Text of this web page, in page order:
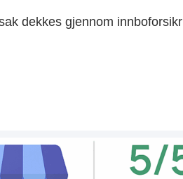
dekkes gjennom